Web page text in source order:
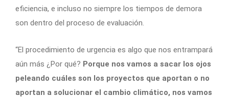
eficiencia, e incluso no siempre los tiempos de demora
son dentro del proceso de evaluación.
“El procedimiento de urgencia es algo que nos entrampará
aún más ¿Por qué? Porque nos vamos a sacar los ojos
peleando cuáles son los proyectos que aportan o no
aportan a solucionar el cambio climático, nos vamos